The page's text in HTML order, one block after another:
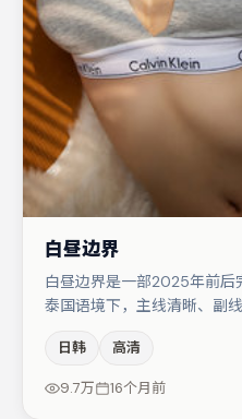
白昼边界
白昼边界是一部2025年前后
泰国语境下，主线清晰、副
片中承担叙事驱动，肖央、
调剂（视场次而定）。节奏
日韩 高清
9.7万 16个月前